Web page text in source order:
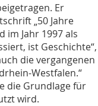
Er
„50 Jahre
im Jahr 1997 als
ist Geschichte“,
die vergangenen
Westfalen.“
die Grundlage für
wird.